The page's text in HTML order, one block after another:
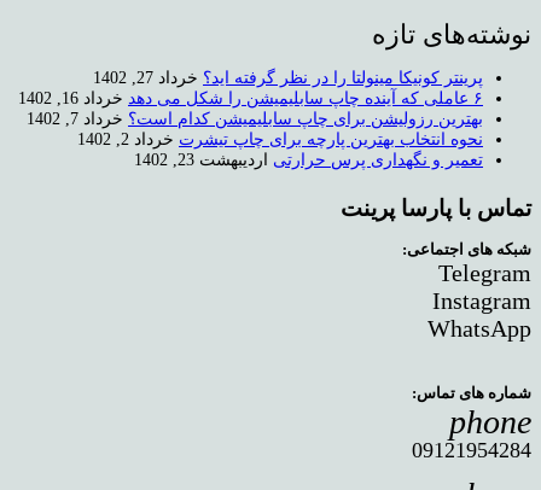
نوشته‌های تازه
پرینتر کونیکا مینولتا را در نظر گرفته اید؟ خرداد 27, 1402
۶ عاملی که آینده چاپ سابلیمیشن را شکل می دهد
خرداد 16, 1402
بهترین رزولیشن برای چاپ سابلیمیشن کدام است؟ خرداد 7, 1402
نحوه انتخاب بهترین پارچه برای چاپ تیشرت خرداد 2, 1402
تعمیر و نگهداری پرس حرارتی
اردیبهشت 23, 1402
تماس با پارسا پرینت
شبکه های اجتماعی:
Telegram
Instagram
WhatsApp
شماره های تماس:
phone
09121954284